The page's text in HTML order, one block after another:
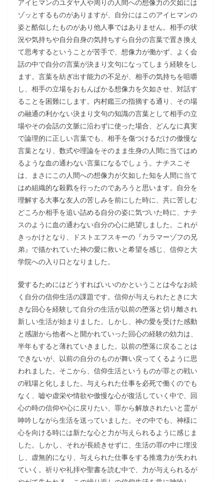
アイヒマンのユダヤ人や周りの人間への想像力の欠如には
ゾッとするものがありますが、自分にはこのアイヒマンの
姿と酷似したものがあり他人事ではありません。相手の状
況や気持ちや自分自身の気持ちすら自分の言葉で置き換え
て思考するということが苦手で、想像力が働かず、よく会
話の中で自分の言葉が決まり文句になってしまう経験をし
ます。言葉を紡ぎ出す能力の不足が、相手の気持ちを咀嚼
し、相手の立場をおもんぱかる想像力を欠如させ、対話す
ることを困難にします。内村鑑三の指摘する通り、その場
の融通の利かない決まり文句の知識の言葉として相手の立
場やその会話の文脈に沿わずに使った場合、どんなに真実
で論理的に正しい言葉でも、相手を傷つけるだけの傲慢な
言葉となり、数式や理論をそのまま生身の人間に当てはめ
るような血の通わない言葉になるでしょう。ナチスこそ
は、まさにこの人間への想像力が欠如した知を人間に当て
はめ組織的な殺戮を行ったのであろうと思います。自分を
理解する大事な友人の苦しみを前にした時に、共に苦しむ
どころか相手を追い詰める自分の姿に気づいた時に、ナチ
スのように血の通わない自分の心に絶望しました。これが
きっかけとなり、ドストエフスキーの『カラマーゾフの兄
弟』で描かれていた神の愛に救いと希望を感じ、信仰と大
学院への入り口となりました。
愛するためにはどうすればいいのかということは今なお続
く自分の信仰生活の課題です。信仰が与えられたときに大
きな回心を経験して自分の生活が以前の堕落と切り離され
新しい生活が始まりました。しかし、神の愛を受けた感動
と感謝から他者へと開かれていった回心の経験の効力は、
半年もすると薄れていきました。以前の堕落に戻ることは
できないが、以前の自分のものが舞い戻ってくるように思
われました。そこから、信仰生活というものが罪との戦い
の戦場と化しました。与えられた仕事を必死で働くのでも
なく、嘘や虚栄や情欲や傲慢な心が復活していく中で、回
心の時の信仰や心に戻りたい、罪から解放されたいと霊が
呻吟しながら生活を送っていました。その中でも、神様に
心を向ける時には新たな心と力が与えられるように感じま
した。しかし、それが長続きせずに、生活の罪の中に埋没
し、虚無的になり、与えられた仕事をする推進力が失われ
ていく。祈りや礼拝や聖書を読む中で、力が与えられるが